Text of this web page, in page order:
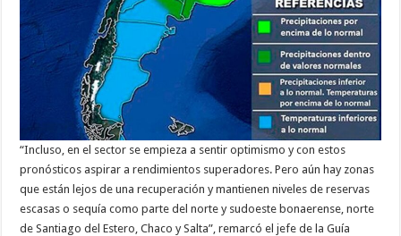
“Incluso, en el sector se empieza a sentir optimismo y con estos
pronósticos aspirar a rendimientos superadores. Pero aún hay zonas
que están lejos de una recuperación y mantienen niveles de reservas
escasas o sequía como parte del norte y sudoeste bonaerense, norte
de Santiago del Estero, Chaco y Salta”, remarcó el jefe de la Guía